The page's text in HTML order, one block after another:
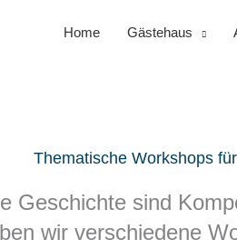
Home Gästehaus
Thematische Workshops
Geschichte sind
wir verschiedene